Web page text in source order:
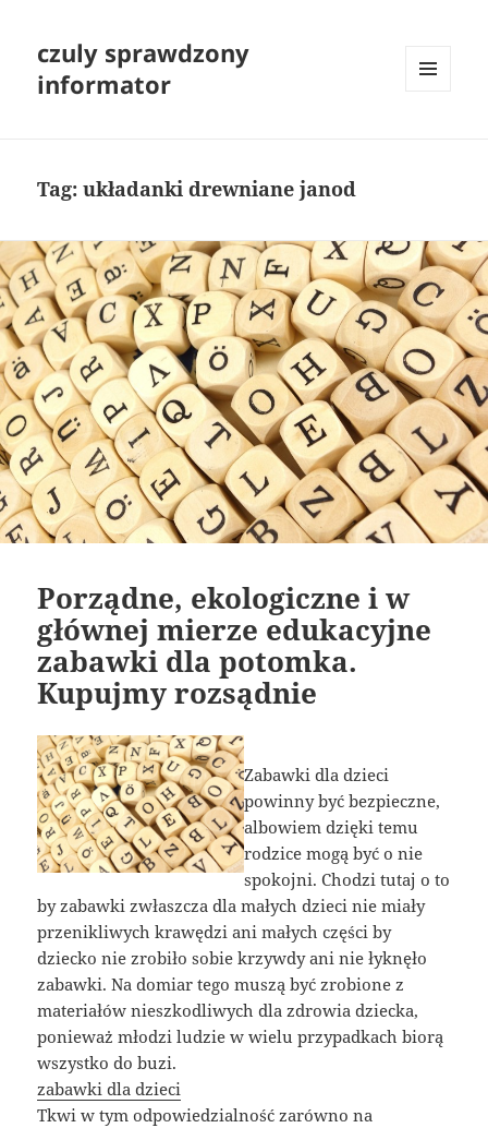
czuly sprawdzony
informator
Tag:układanki drewniane janod
Porządne, ekologiczne i w
głównej mierze edukacyjne
zabawki dla potomka.
Kupujmy rozsądnie
Zabawki dla dzieci
powinny być bezpieczne,
albowiem dzięki temu
rodzice mogą być o nie
spokojni. Chodzi tutaj o to
by zabawki zwłaszcza dla małych dzieci nie miały
przenikliwych krawędzi ani małych części by
dziecko nie zrobiło sobie krzywdy ani nie łyknęło
zabawki. Na domiar tego muszą być zrobione z
materiałów nieszkodliwych dla zdrowia dziecka,
ponieważ młodzi ludzie w wielu przypadkach biorą
wszystko do buzi.
zabawki dla dzieci
Tkwi w tym odpowiedzialność zarówno na